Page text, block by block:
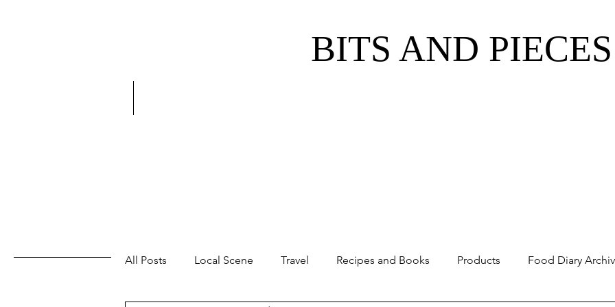
BITS AND PIECES
All Posts Local Scene Travel Recipes and Books Products Food Diary